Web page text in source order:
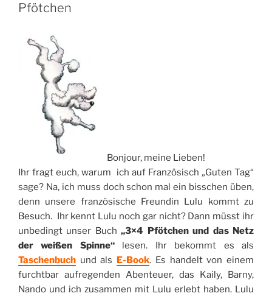
Pfötchen
Bonjour, meine Lieben!
Ihr fragt euch, warum ich auf Französisch „Guten Tag“
sage? Na, ich muss doch schon mal ein bisschen üben,
denn unsere französische Freundin Lulu kommt zu
Besuch. Ihr kennt Lulu noch gar nicht? Dann müsst ihr
unbedingt unser Buch „3×4 Pfötchen und das Netz
der weißen Spinne“lesen. Ihr bekommt es als
Taschenbuch und als E-Book. Es handelt von einem
furchtbar aufregenden Abenteuer, das Kaily, Barny,
Nando und ich zusammen mit Lulu erlebt haben. Lulu